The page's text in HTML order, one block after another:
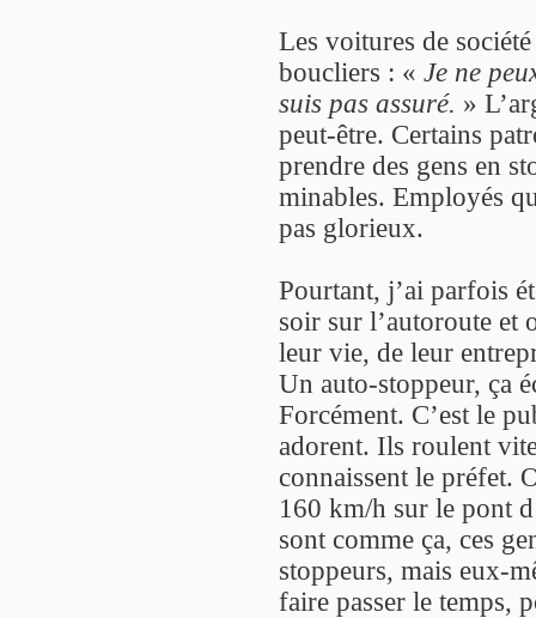
Les voitures de
boucliers : « Je ne
suis pas assuré. »
peut-être. Certains
prendre des gens en
minables. Employés
pas glorieux.
Pourtant, j’ai parfois
soir sur l’autoroute et
leur vie, de leur
Un auto-stoppeur, ça
Forcément. C’est le
adorent. Ils roulent
connaissent le préfet.
160 km/h sur le pont
sont comme ça, ces
stoppeurs, mais eux-
faire passer le temps,